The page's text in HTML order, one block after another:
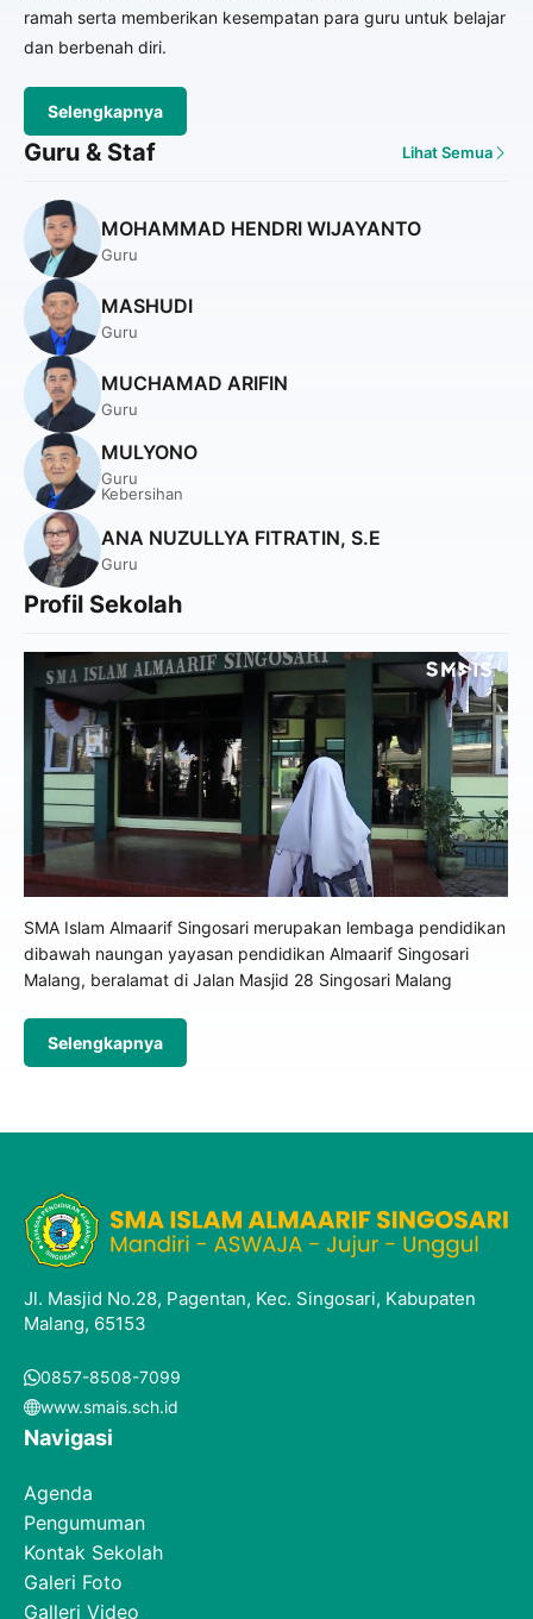
ramah serta memberikan kesempatan para guru untuk belajar
dan berbenah diri.
Selengkapnya
Guru & Staf Lihat Semua
MOHAMMAD HENDRI WIJAYANTO
Guru
MASHUDI
Guru
MUCHAMAD ARIFIN
Guru
MULYONO
Guru
Kebersihan
ANA NUZULLYA FITRATIN, S.E
Guru
Profil Sekolah
SMA Islam Almaarif Singosari merupakan lembaga pendidikan
dibawah naungan yayasan pendidikan Almaarif Singosari
Malang, beralamat di Jalan Masjid 28 Singosari Malang
Selengkapnya
Jl. Masjid No.28, Pagentan, Kec. Singosari, Kabupaten
Malang, 65153
0857-8508-7099
www.smais.sch.id
Navigasi
Agenda
Pengumuman
Kontak Sekolah
Galeri Foto
Galleri Video